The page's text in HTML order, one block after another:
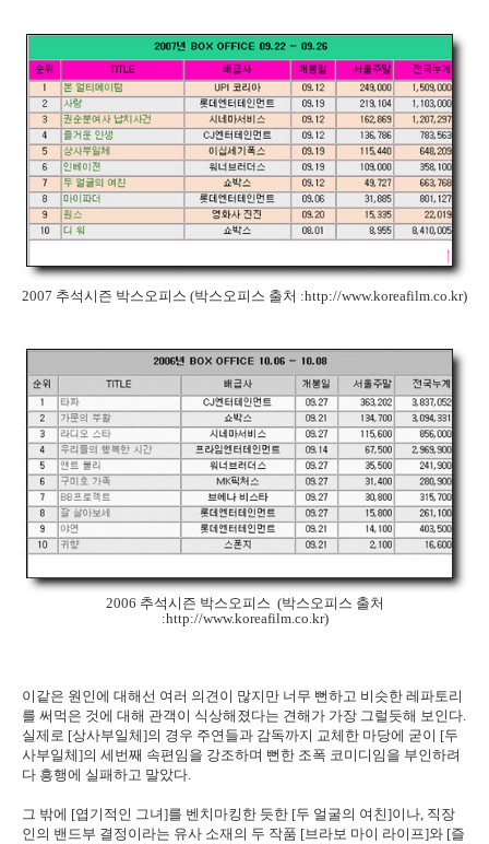
2007 추석시즌 박스오피스 (박스오피스 출처 :http://www.koreafilm.co.kr)
2006 추석시즌 박스오피스 (박스오피스 출처
:http://www.koreafilm.co.kr)
이같은 원인에 대해선 여러 의견이 많지만 너무 뻔하고 비슷한 레파토리
를 써먹은 것에 대해 관객이 식상해졌다는 견해가 가장 그럴듯해 보인다.
실제로 [상사부일체]의 경우 주연들과 감독까지 교체한 마당에 굳이 [두
사부일체]의 세번째 속편임을 강조하며 뻔한 조폭 코미디임을 부인하려
다 흥행에 실패하고 말았다.
그 밖에 [엽기적인 그녀]를 벤치마킹한 듯한 [두 얼굴의 여친]이나, 직장
인의 밴드부 결정이라는 유사 소재의 두 작품 [브라보 마이 라이프]와 [즐